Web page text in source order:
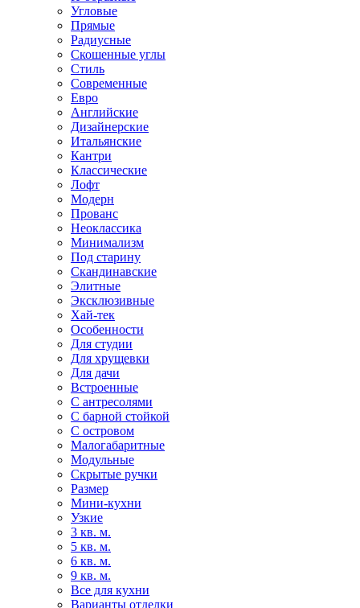
Угловые
Прямые
Радиусные
Скошенные углы
Стиль
Современные
Евро
Английские
Дизайнерские
Итальянские
Кантри
Классические
Лофт
Модерн
Прованс
Неоклассика
Минимализм
Под старину
Скандинавские
Элитные
Эксклюзивные
Хай-тек
Особенности
Для студии
Для хрущевки
Для дачи
Встроенные
С антресолями
С барной стойкой
С островом
Малогабаритные
Модульные
Скрытые ручки
Размер
Мини-кухни
Узкие
3 кв. м.
5 кв. м.
6 кв. м.
9 кв. м.
Все для кухни
Варианты отделки